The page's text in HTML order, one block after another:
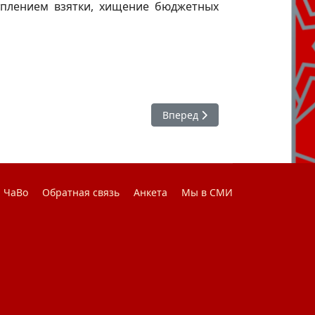
взятки, хищение бюджетных
Следующий: Визит сенатора
Вперед
ЧаВо Обратная связь Анкета
Мы в СМИ